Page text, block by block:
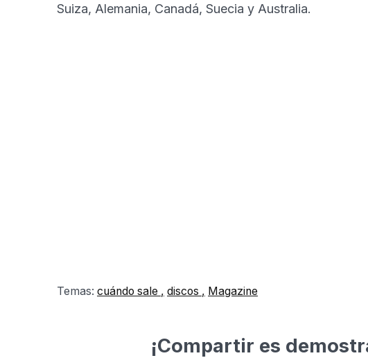
Suiza, Alemania, Canadá, Suecia y Australia.
Temas: cuándo sale discos Magazine
¡Compartir es